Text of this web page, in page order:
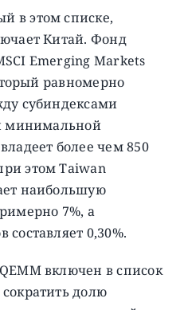
в этом списке,
Китай. Фонд
Emerging Markets
равномерно
субиндексами
минимальной
более чем 850
этом Taiwan
наибольшую
7%, а
0,30%.
включен в список
долю